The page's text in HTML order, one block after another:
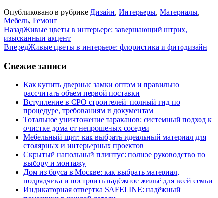
Опубликовано в рубрике Дизайн, Интерьеры, Материалы,
Мебель, Ремонт
НазадЖивые цветы в интерьере: завершающий штрих,
изысканный акцент
ВпередЖивые цветы в интерьере: флористика и фитодизайн
Свежие записи
Как купить дверные замки оптом и правильно
рассчитать объем первой поставки
Вступление в СРО строителей: полный гид по
процедуре, требованиям и документам
Тотальное уничтожение тараканов: системный подход к
очистке дома от непрошеных соседей
Мебельный щит: как выбрать идеальный материал для
столярных и интерьерных проектов
Скрытый напольный плинтус: полное руководство по
выбору и монтажу
Дом из бруса в Москве: как выбрать материал,
подрядчика и построить надёжное жильё для всей семьи
Индикаторная отвертка SAFELINE: надёжный